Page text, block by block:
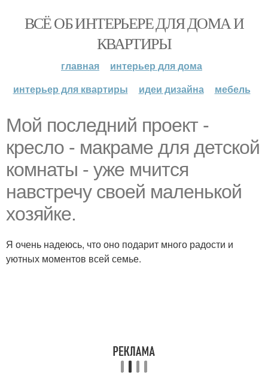
ВСЁ ОБ ИНТЕРЬЕРЕ ДЛЯ ДОМА И
КВАРТИРЫ
главная
интерьер для дома
интерьер для квартиры
идеи дизайна мебель
Мой последний проект -
кресло - макраме для детской
комнаты - уже мчится
навстречу своей маленькой
хозяйке.
Я очень надеюсь, что оно подарит много радости и
уютных моментов всей семье.